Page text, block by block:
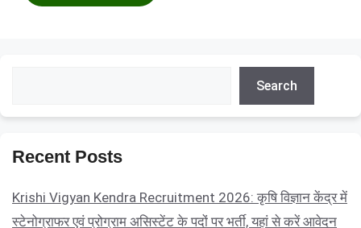
Search
Recent Posts
Krishi Vigyan Kendra Recruitment 2026: कृषि विज्ञान केंद्र में
स्टेनोग्राफर एवं प्रोग्राम असिस्टेंट के पदों पर भर्ती, यहां से करें आवेदन